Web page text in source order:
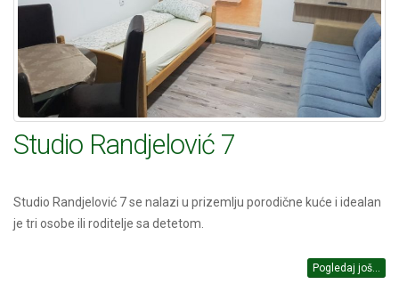
Studio Randjelović 7
Studio Randjelović 7 se nalazi u prizemlju porodične kuće i idealan
je tri osobe ili roditelje sa detetom.
Pogledaj još...